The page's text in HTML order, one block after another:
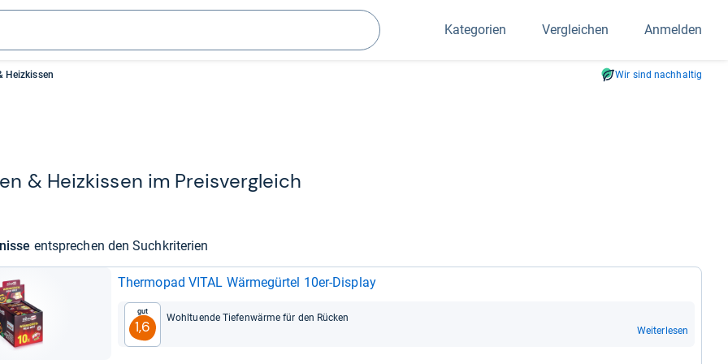
Suchen
Kategorien Vergleichen Anmelden
Heizkissen Wir sind nachhaltig
& Heiz­kis­sen im Preis­ver­gleich
ent­spre­chen den Such­kri­te­rien
Ther­mo­pad VITAL Wär­me­gür­tel 10er-​Dis­play
Gut
1,6
Wohl­tu­ende Tie­fen­wärme für den Rücken
Weiterlesen